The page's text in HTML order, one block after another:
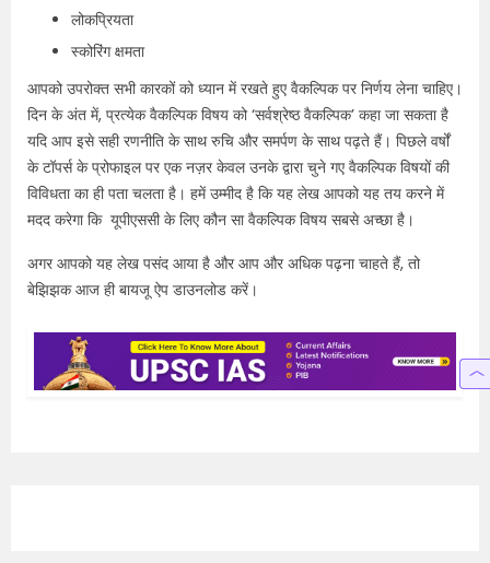
लोकप्रियता
स्कोरिंग क्षमता
आपको उपरोक्त सभी कारकों को ध्यान में रखते हुए वैकल्पिक पर निर्णय लेना चाहिए।
दिन के अंत में, प्रत्येक वैकल्पिक विषय को ‘सर्वश्रेष्ठ वैकल्पिक’ कहा जा सकता है
यदि आप इसे सही रणनीति के साथ रुचि और समर्पण के साथ पढ़ते हैं। पिछले वर्षों
के टॉपर्स के प्रोफाइल पर एक नज़र केवल उनके द्वारा चुने गए वैकल्पिक विषयों की
विविधता का ही पता चलता है। हमें उम्मीद है कि यह लेख आपको यह तय करने में
मदद करेगा कि यूपीएससी के लिए कौन सा वैकल्पिक विषय सबसे अच्छा है।
अगर आपको यह लेख पसंद आया है और आप और अधिक पढ़ना चाहते हैं, तो
बेझिझक आज ही बायजू ऐप डाउनलोड करें।